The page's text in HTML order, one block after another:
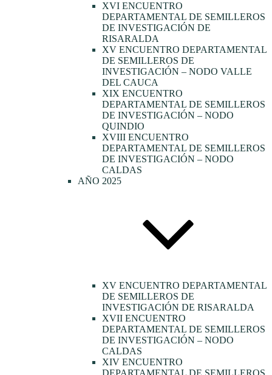
XVI ENCUENTRO
DEPARTAMENTAL DE SEMILLEROS
DE INVESTIGACIÓN DE
RISARALDA
XV ENCUENTRO DEPARTAMENTAL
DE SEMILLEROS DE
INVESTIGACIÓN – NODO VALLE
DEL CAUCA
XIX ENCUENTRO
DEPARTAMENTAL DE SEMILLEROS
DE INVESTIGACIÓN – NODO
QUINDIO
XVIII ENCUENTRO
DEPARTAMENTAL DE SEMILLEROS
DE INVESTIGACIÓN – NODO
CALDAS
AÑO 2025
XV ENCUENTRO DEPARTAMENTAL
DE SEMILLEROS DE
INVESTIGACIÓN DE RISARALDA
XVII ENCUENTRO
DEPARTAMENTAL DE SEMILLEROS
DE INVESTIGACIÓN – NODO
CALDAS
XIV ENCUENTRO
DEPARTAMENTAL DE SEMILLEROS